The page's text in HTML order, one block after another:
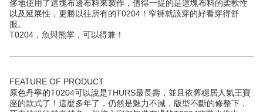
侈地使用了這塊布邊布料來製作，值得一提的是這塊布料的柔軟性
以及延展性，更勝以往所有的T0204！窄褲就該穿的好看穿得舒
服。
T0204，魚與熊掌，可以得兼！
FEATURE OF PRODUCT
原色丹寧的T0204可以說是THURS最長壽，並且依舊穩居人氣王寶
座的款式了！這麼多年了，仍然是魅力不減，版型不斷的修整下，